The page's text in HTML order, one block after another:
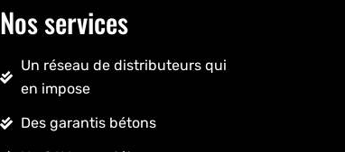
Nos services
Un réseau de distributeurs qui
en impose
Des garantis bétons